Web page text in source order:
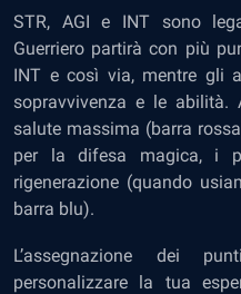
STR, AGI e INT sono
Guerriero partirà con più
INT e così via, mentre gli
sopravvivenza e le
salute massima (barra
per la difesa magica, i
rigenerazione (quando
barra blu).
L’assegnazione dei
personalizzare la tua